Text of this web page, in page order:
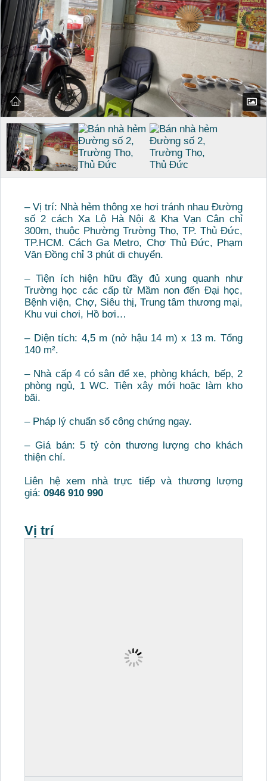
– Vị trí: Nhà hẻm thông xe hơi tránh nhau Đường
số 2 cách Xa Lộ Hà Nội & Kha Vạn Cân chỉ
300m, thuộc Phường Trường Thọ, TP. Thủ Đức,
TP.HCM. Cách Ga Metro, Chợ Thủ Đức, Phạm
Văn Đồng chỉ 3 phút di chuyển.
– Tiện ích hiện hữu đầy đủ xung quanh như
Trường học các cấp từ Mầm non đến Đại học,
Bệnh viện, Chợ, Siêu thị, Trung tâm thương mại,
Khu vui chơi, Hồ bơi…
– Diện tích: 4,5 m (nở hậu 14 m) x 13 m. Tổng
140 m².
– Nhà cấp 4 có sân để xe, phòng khách, bếp, 2
phòng ngủ, 1 WC. Tiện xây mới hoặc làm kho
bãi.
– Pháp lý chuẩn sổ công chứng ngay.
– Giá bán: 5 tỷ còn thương lượng cho khách
thiện chí.
Liên hệ xem nhà trực tiếp và thương lượng
giá: 0946 910 990
Vị trí